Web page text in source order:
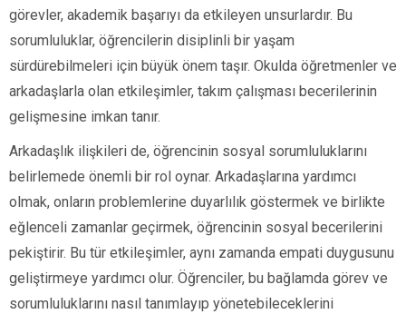
görevler, akademik başarıyı da etkileyen unsurlardır. Bu
sorumluluklar, öğrencilerin disiplinli bir yaşam
sürdürebilmeleri için büyük önem taşır. Okulda öğretmenler ve
arkadaşlarla olan etkileşimler, takım çalışması becerilerinin
gelişmesine imkan tanır.
Arkadaşlık ilişkileri de, öğrencinin sosyal sorumluluklarını
belirlemede önemli bir rol oynar. Arkadaşlarına yardımcı
olmak, onların problemlerine duyarlılık göstermek ve birlikte
eğlenceli zamanlar geçirmek, öğrencinin sosyal becerilerini
pekiştirir. Bu tür etkileşimler, aynı zamanda empati duygusunu
geliştirmeye yardımcı olur. Öğrenciler, bu bağlamda görev ve
sorumluluklarını nasıl tanımlayıp yönetebileceklerini